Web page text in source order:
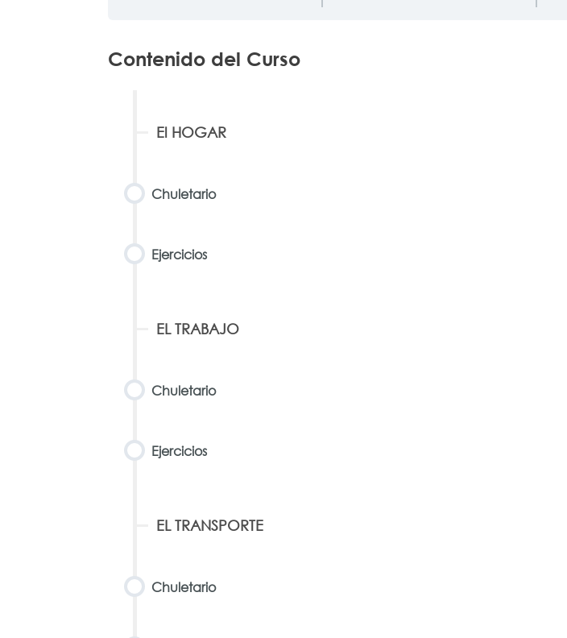
Contenido del Curso
El HOGAR
Chuletario
Ejercicios
EL TRABAJO
Chuletario
Ejercicios
EL TRANSPORTE
Chuletario